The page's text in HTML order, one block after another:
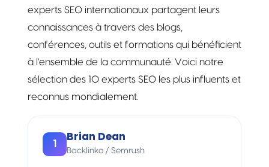
experts SEO internationaux partagent leurs
connaissances à travers des blogs,
conférences, outils et formations qui bénéficient
à l'ensemble de la communauté. Voici notre
sélection des 10 experts SEO les plus influents et
reconnus mondialement.
1
Brian Dean
Backlinko / Semrush